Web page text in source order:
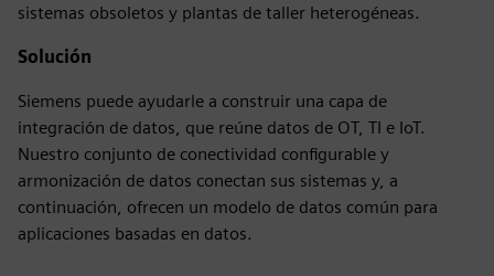
sistemas obsoletos y plantas de taller heterogéneas.
Solución
Siemens puede ayudarle a construir una capa de
integración de datos, que reúne datos de OT, TI e IoT.
Nuestro conjunto de conectividad configurable y
armonización de datos conectan sus sistemas y, a
continuación, ofrecen un modelo de datos común para
aplicaciones basadas en datos.